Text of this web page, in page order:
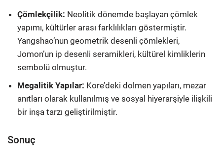
Çömlekçilik: Neolitik dönemde başlayan çömlek
yapımı, kültürler arası farklılıkları göstermiştir.
Yangshao’nun geometrik desenli çömlekleri,
Jomon’un ip desenli seramikleri, kültürel kimliklerin
sembolü olmuştur.
Megalitik Yapılar: Kore’deki dolmen yapıları, mezar
anıtları olarak kullanılmış ve sosyal hiyerarşiyle ilişkili
bir inşa tarzı geliştirilmiştir.
Sonuç